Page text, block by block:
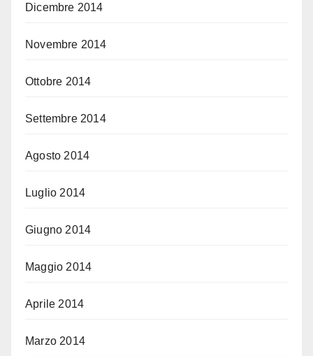
Dicembre 2014
Novembre 2014
Ottobre 2014
Settembre 2014
Agosto 2014
Luglio 2014
Giugno 2014
Maggio 2014
Aprile 2014
Marzo 2014